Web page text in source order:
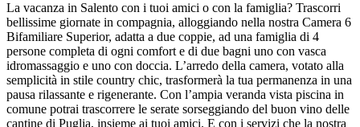
La vacanza in Salento con i tuoi amici o con la famiglia? Trascorri
bellissime giornate in compagnia, alloggiando nella nostra Camera 6
Bifamiliare Superior, adatta a due coppie, ad una famiglia di 4
persone completa di ogni comfort e di due bagni uno con vasca
idromassaggio e uno con doccia. L’arredo della camera, votato alla
semplicità in stile country chic, trasformerà la tua permanenza in una
pausa rilassante e rigenerante. Con l’ampia veranda vista piscina in
comune potrai trascorrere le serate sorseggiando del buon vino delle
cantine di Puglia, insieme ai tuoi amici. E con i servizi che la nostra